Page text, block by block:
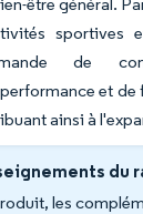
sportives
de
et de
ainsi à
du
les